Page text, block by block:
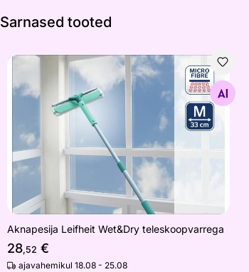
Sarnased tooted
Aknapesija Leifheit Wet&Dry teleskoopvarrega
Otsi sarnaseid
Aknapesija Leifheit Wet&Dry teleskoopvarrega
28,52 €
ajavahemikul 18.08 - 25.08